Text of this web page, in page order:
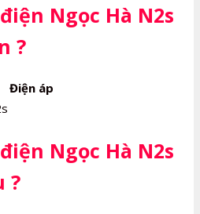
Ngọc Hà N2s
?
Điện áp
Ngọc Hà N2s
?